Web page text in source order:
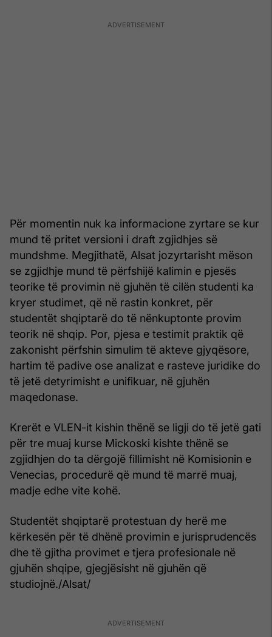
Për momentin nuk ka informacione zyrtare se kur
mund të pritet versioni i draft zgjidhjes së
mundshme. Megjithatë, Alsat jozyrtarisht mëson
se zgjidhje mund të përfshijë kalimin e pjesës
teorike të provimin në gjuhën të cilën studenti ka
kryer studimet, që në rastin konkret, për
studentët shqiptarë do të nënkuptonte provim
teorik në shqip. Por, pjesa e testimit praktik që
zakonisht përfshin simulim të akteve gjyqësore,
hartim të padive ose analizat e rasteve juridike do
të jetë detyrimisht e unifikuar, në gjuhën
maqedonase.
Krerët e VLEN-it kishin thënë se ligji do të jetë gati
për tre muaj kurse Mickoski kishte thënë se
zgjidhjen do ta dërgojë fillimisht në Komisionin e
Venecias, procedurë që mund të marrë muaj,
madje edhe vite kohë.
Studentët shqiptarë protestuan dy herë me
kërkesën për të dhënë provimin e jurisprudencës
dhe të gjitha provimet e tjera profesionale në
gjuhën shqipe, gjegjësisht në gjuhën që
studiojnë./Alsat/